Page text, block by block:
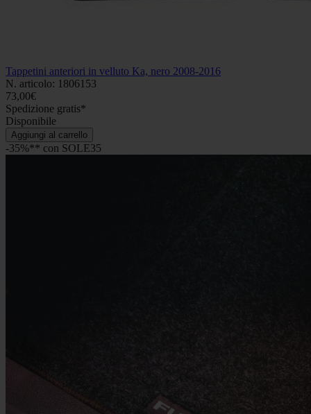
Tappetini anteriori in velluto Ka, nero 2008-2016
N. articolo: 1806153
73,00€
Spedizione gratis*
Disponibile
Aggiungi al carrello
-35%** con SOLE35